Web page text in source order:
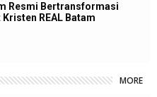
Resmi Bertransformasi
REAL Batam
MORE